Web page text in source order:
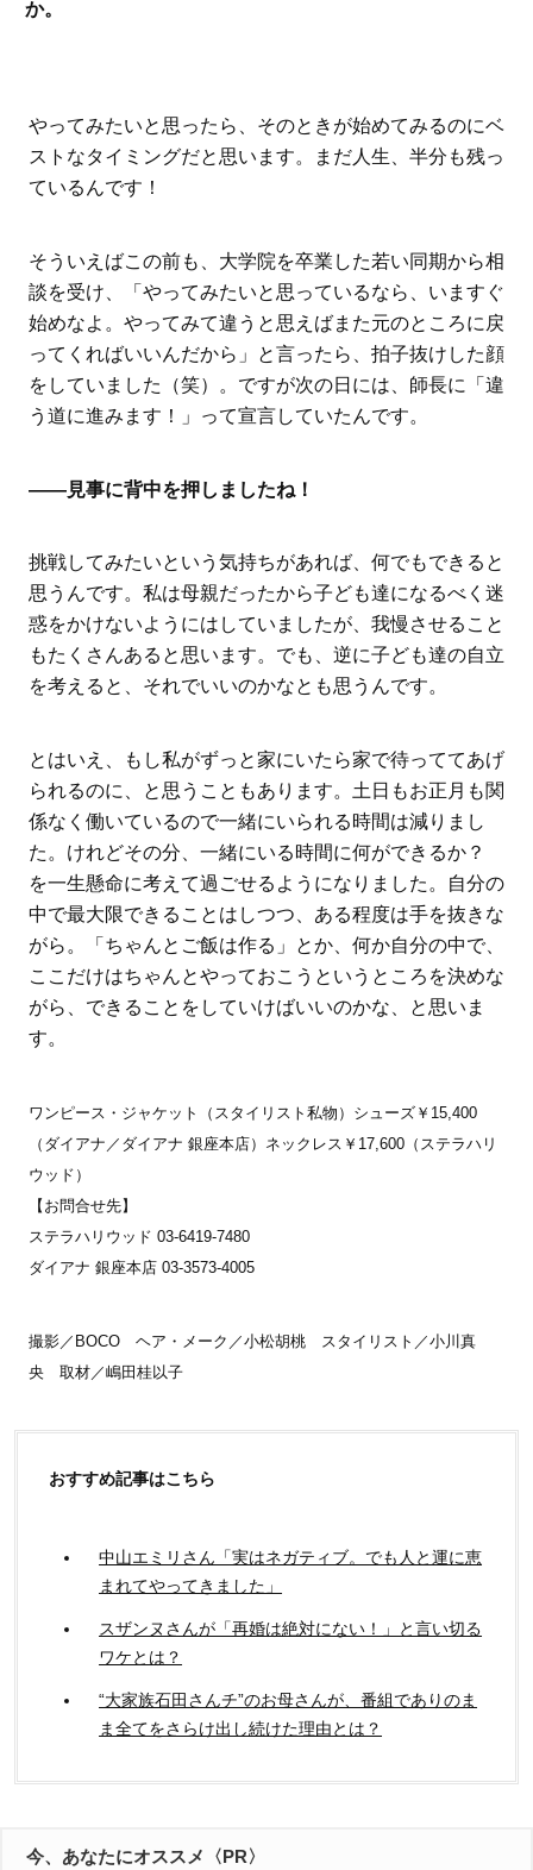
か。
やってみたいと思ったら、そのときが始めてみるのにベ
ストなタイミングだと思います。まだ人生、半分も残っ
ているんです！
そういえばこの前も、大学院を卒業した若い同期から相
談を受け、「やってみたいと思っているなら、いますぐ
始めなよ。やってみて違うと思えばまた元のところに戻
ってくればいいんだから」と言ったら、拍子抜けした顔
をしていました（笑）。ですが次の日には、師長に「違
う道に進みます！」って宣言していたんです。
――見事に背中を押しましたね！
挑戦してみたいという気持ちがあれば、何でもできると
思うんです。私は母親だったから子ども達になるべく迷
惑をかけないようにはしていましたが、我慢させること
もたくさんあると思います。でも、逆に子ども達の自立
を考えると、それでいいのかなとも思うんです。
とはいえ、もし私がずっと家にいたら家で待っててあげ
られるのに、と思うこともあります。土日もお正月も関
係なく働いているので一緒にいられる時間は減りまし
た。けれどその分、一緒にいる時間に何ができるか？
を一生懸命に考えて過ごせるようになりました。自分の
中で最大限できることはしつつ、ある程度は手を抜きな
がら。「ちゃんとご飯は作る」とか、何か自分の中で、
ここだけはちゃんとやっておこうというところを決めな
がら、できることをしていけばいいのかな、と思いま
す。
ワンピース・ジャケット（スタイリスト私物）シューズ￥15,400
（ダイアナ／ダイアナ 銀座本店）ネックレス￥17,600（ステラハリ
ウッド）
【お問合せ先】
ステラハリウッド 03-6419-7480
ダイアナ 銀座本店 03-3573-4005
撮影／BOCO ヘア・メーク／小松胡桃 スタイリスト／小川真
央 取材／嶋田桂以子
おすすめ記事はこちら
中山エミリさん「実はネガティブ。でも人と運に恵
まれてやってきました」
スザンヌさんが「再婚は絶対にない！」と言い切る
ワケとは？
“大家族石田さんチ”のお母さんが、番組でありのま
ま全てをさらけ出し続けた理由とは？
今、あなたにオススメ〈PR〉